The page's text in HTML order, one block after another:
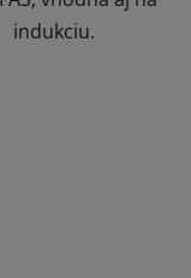
indukciu.